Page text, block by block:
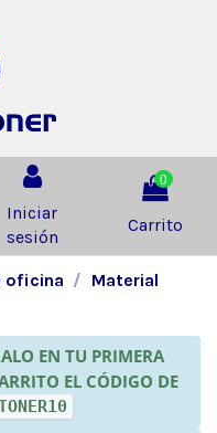
Iniciar
sesión
0
Carrito
oficina
Material
EN TU PRIMERA
EL CÓDIGO DE